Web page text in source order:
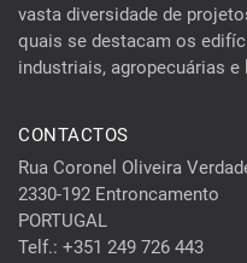
vasta diversidade de
quais se destacam os
industriais, agropecuárias
CONTACTOS
Rua Coronel Oliveira
2330-192 Entroncamento
PORTUGAL
Telf.: +351 249 726 443